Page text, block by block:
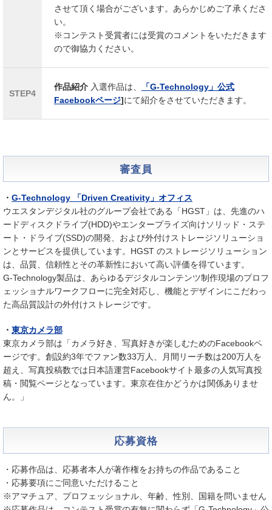
させて頂く場合がございます。あらかじめご了承くださ
い。
※コンテスト受賞者には受賞のコメントをいただきます
ので御協力ください。
STEP4
作品紹介 入選作品は、
「G-Technology」公式
Facebookページ]にて紹介をさせていただきます。
審査員
・ G-Technology 「Driven Creativity」オフィス
ウエスタンデジタル社のグループ会社である「HGST」は、先進のハ
ードディスクドライブ(HDD)やエンタープライズ向けソリッド・ステ
ート・ドライブ(SSD)の開発、および外付けストレージソリューショ
ンとサービスを提供しています。HGST のストレージソリューション
は、品質、信頼性とその革新性において高い評価を得ています。
G-Technology製品は、あらゆるデジタルコンテンツ制作現場のプロフ
ェッショナルワークフローに完全対応し、機能とデザインにこだわっ
た高品質設計の外付けストレージです。
・ 東京カメラ部
東京カメラ部は「カメラ好き、写真好きが楽しむためのFacebookペ
ージです。創設約3年でファン数33万人、月間リーチ数は200万人を
超え、写真投稿数では日本語運営Facebookサイト最多の人気写真投
稿・閲覧ページとなっています。東京在住かどうかは関係ありませ
ん。」
応募資格
・応募作品は、応募者本人が著作権をお持ちの作品であること
・応募要項にご同意いただけること
※アマチュア、プロフェッショナル、年齢、性別、国籍を問いません